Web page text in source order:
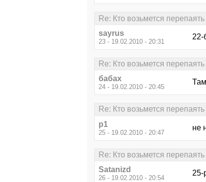
Re: Кто возьмется перепаять
sayrus
23 - 19.02.2010 - 20:31
22-
Re: Кто возьмется перепаять
бабах
24 - 19.02.2010 - 20:45
Re: Кто возьмется перепаять
p1
25 - 19.02.2010 - 20:47
не
Re: Кто возьмется перепаять
Satanizd
26 - 19.02.2010 - 20:54
25-